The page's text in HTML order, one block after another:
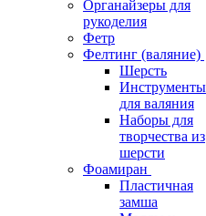
Органайзеры для
рукоделия
Фетр
Фелтинг (валяние)
Шерсть
Инструменты
для валяния
Наборы для
творчества из
шерсти
Фоамиран
Пластичная
замша